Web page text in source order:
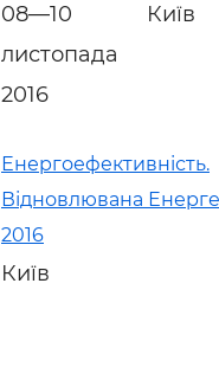
08—10
листопада
2016
Київ
Енергоефективність.
Відновлювана
2016
Київ